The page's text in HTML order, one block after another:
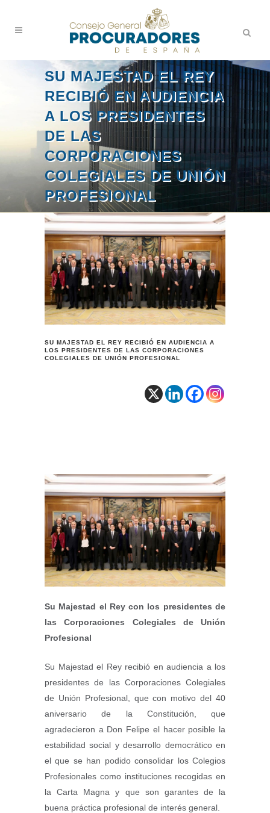
SU MAJESTAD EL REY
RECIBIÓ EN AUDIENCIA
A LOS PRESIDENTES
DE LAS
CORPORACIONES
COLEGIALES DE UNIÓN
PROFESIONAL
SU MAJESTAD EL REY RECIBIÓ EN AUDIENCIA A
LOS PRESIDENTES DE LAS CORPORACIONES
COLEGIALES DE UNIÓN PROFESIONAL
Su Majestad el Rey con los presidentes de
las Corporaciones Colegiales de Unión
Profesional
Su Majestad el Rey recibió en audiencia a los
presidentes de las Corporaciones Colegiales
de Unión Profesional, que con motivo del 40
aniversario de la Constitución, que
agradecieron a Don Felipe el hacer posible la
estabilidad social y desarrollo democrático en
el que se han podido consolidar los Colegios
Profesionales como instituciones recogidas en
la Carta Magna y que son garantes de la
buena práctica profesional de interés general.